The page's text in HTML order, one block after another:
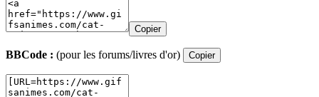
Copier
BBCode : (pour les forums/livres d'or) Copier